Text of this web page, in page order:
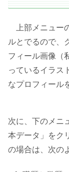
上部メニュー
ルとでるので、
フィール画像（
っているイラス
なプロフィール
次に、下のメニ
本データ」をク
の場合は、次の